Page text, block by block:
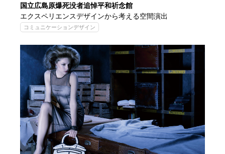
国立広島原爆死没者追悼平和祈念館
エクスペリエンスデザインから考える空間演出
コミュニケーションデザイン